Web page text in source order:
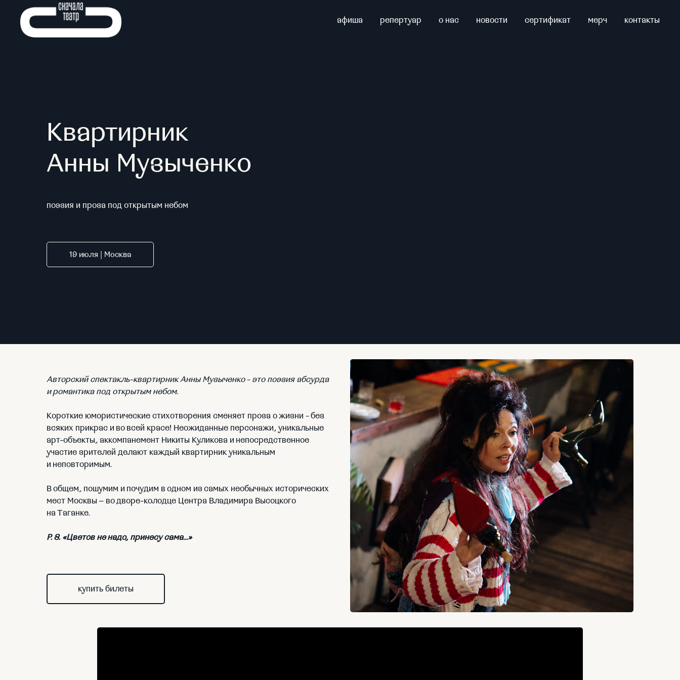
афиша репертуар о нас новости сертификат мерч контакты
Квартирник
Анны Музыченко
поэзия и проза под открытым небом
19 июля | Москва
Авторский спектакль-квартирник Анны Музыченко - это поэзия абсурда
и романтика под открытым небом.
Короткие юмористические стихотворения сменяет проза о жизни - без
всяких прикрас и во всей красе! Неожиданные персонажи, уникальные
арт-объекты, аккомпанемент Никиты Куликова и непосредственное
участие зрителей делают каждый квартирник уникальным
и неповторимым.
В общем, пошумим и почудим в одном из самых необычных исторических
мест Москвы – во дворе-колодце Центра Владимира Высоцкого
на Таганке.
P. S. «Цветов не надо, принесу сама…»
купить билеты